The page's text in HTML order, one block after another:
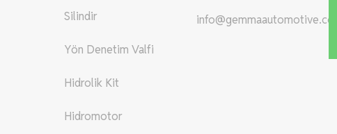
Silindir
Yön Denetim Valfi
Hidrolik Kit
Hidromotor
info@gemmaautomotive.com